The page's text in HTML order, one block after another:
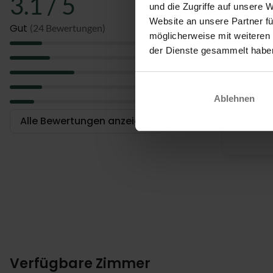
und die Zugriffe auf unsere
Website an unsere Partner
möglicherweise mit
der Dienste gesammelt
Ablehnen
Sie
aus einer
Gästen
Zimmer
verfügen
Gut (24 Bewertungen)
5
4
3
Alle Bewertungen anzeigen
Gute
Verfügbare Zimmer